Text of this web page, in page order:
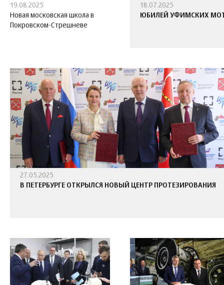
19.08.2025
Новая московская школа в
Покровском-Стрешневе
18.07.2025
ЮБИЛЕЙ УФИМСКИХ
27.05.2025
В ПЕТЕРБУРГЕ ОТКРЫЛСЯ НОВЫЙ ЦЕНТР ПРОТЕЗИРОВАНИЯ